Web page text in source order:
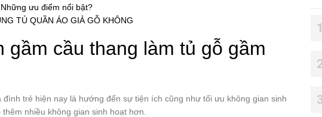
ưu điểm nổi bật?
TỦ QUẦN ÁO GIẢ GỖ KHÔNG
gầm cầu thang làm tủ gỗ gầm
đình trẻ hiện nay là hướng đến sự tiện ích cũng như tối ưu không gian sinh
nhiều không gian sinh hoạt hơn.
1